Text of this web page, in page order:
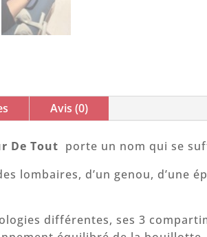
Avis (0)
De Tout porte un nom qui se
lombaires, d’un genou, d’une
différentes, ses 3